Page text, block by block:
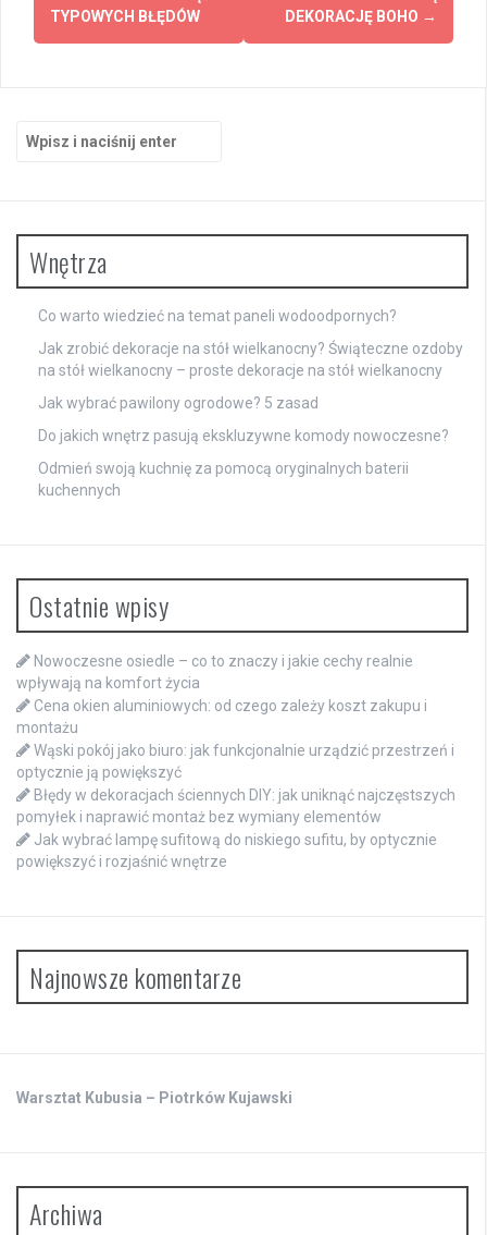
TYPOWYCH BŁĘDÓW
DEKORACJĘ BOHO →
Wnętrza
Co warto wiedzieć na temat paneli wodoodpornych?
Jak zrobić dekoracje na stół wielkanocny? Świąteczne ozdoby
na stół wielkanocny – proste dekoracje na stół wielkanocny
Jak wybrać pawilony ogrodowe? 5 zasad
Do jakich wnętrz pasują ekskluzywne komody nowoczesne?
Odmień swoją kuchnię za pomocą oryginalnych baterii
kuchennych
Ostatnie wpisy
Nowoczesne osiedle – co to znaczy i jakie cechy realnie
wpływają na komfort życia
Cena okien aluminiowych: od czego zależy koszt zakupu i
montażu
Wąski pokój jako biuro: jak funkcjonalnie urządzić przestrzeń i
optycznie ją powiększyć
Błędy w dekoracjach ściennych DIY: jak uniknąć najczęstszych
pomyłek i naprawić montaż bez wymiany elementów
Jak wybrać lampę sufitową do niskiego sufitu, by optycznie
powiększyć i rozjaśnić wnętrze
Najnowsze komentarze
Warsztat Kubusia – Piotrków Kujawski
Archiwa